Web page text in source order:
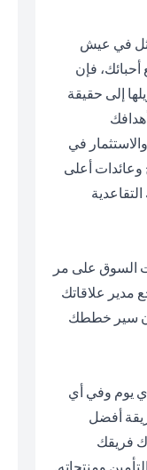
عيش
فإن
حقيقة
في
أعلى
على مر
علاقاتك
خططك
وفي أي